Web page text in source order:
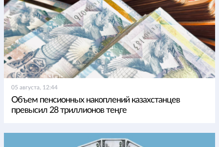
05 августа, 12:44
Объем пенсионных накоплений казахстанцев
превысил 28 триллионов теңге